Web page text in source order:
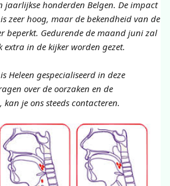
jaarlijkse honderden Belgen. De impact
zeer hoog, maar de bekendheid van de
beperkt. Gedurende de maand juni zal
extra in de kijker worden gezet.
Heleen gespecialiseerd in deze
over de oorzaken en de
je ons steeds contacteren.